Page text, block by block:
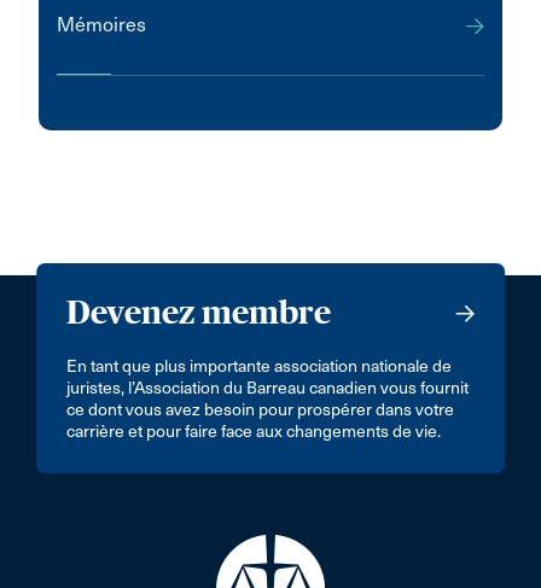
Mémoires
Devenez membre
En tant que plus importante association nationale de
juristes, l’Association du Barreau canadien vous fournit
ce dont vous avez besoin pour prospérer dans votre
carrière et pour faire face aux changements de vie.